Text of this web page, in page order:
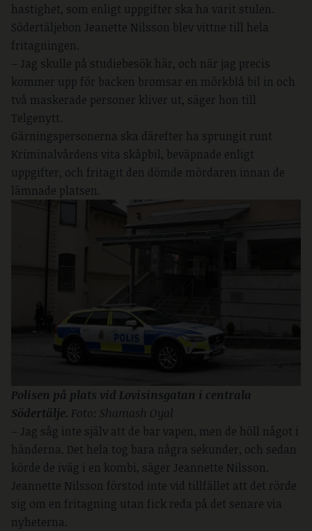
hastighet, som enligt uppgifter ska ha varit stulen.
Södertäljebon Jeanette Nilsson blev vittne till hela
fritagningen.
– Jag skulle på studiebesök här, och när jag precis
kommer upp för backen bromsar en mörkblå bil in och
två maskerade personer kliver ut, säger hon till
Telgenytt.
Gärningspersonerna ska därefter ha sprungit runt
Kriminalvårdens vita skåpbil, beväpnade enligt
uppgifter, och fritagit den dömde mördaren innan de
lämnade platsen.
Polisen på plats vid Lovisinsgatan i centrala
Södertälje. Foto: Shamash Oyal
– Jag såg inte själv att de bar vapen, men de höll något i
händerna. Det hela tog bara några sekunder, och sedan
körde de iväg i en kombi, säger Jeannette Nilsson.
Jeannette Nilsson förstod inte vid tillfället att det rörde
sig om en fritagning utan fick reda på det senare via
nyheterna.